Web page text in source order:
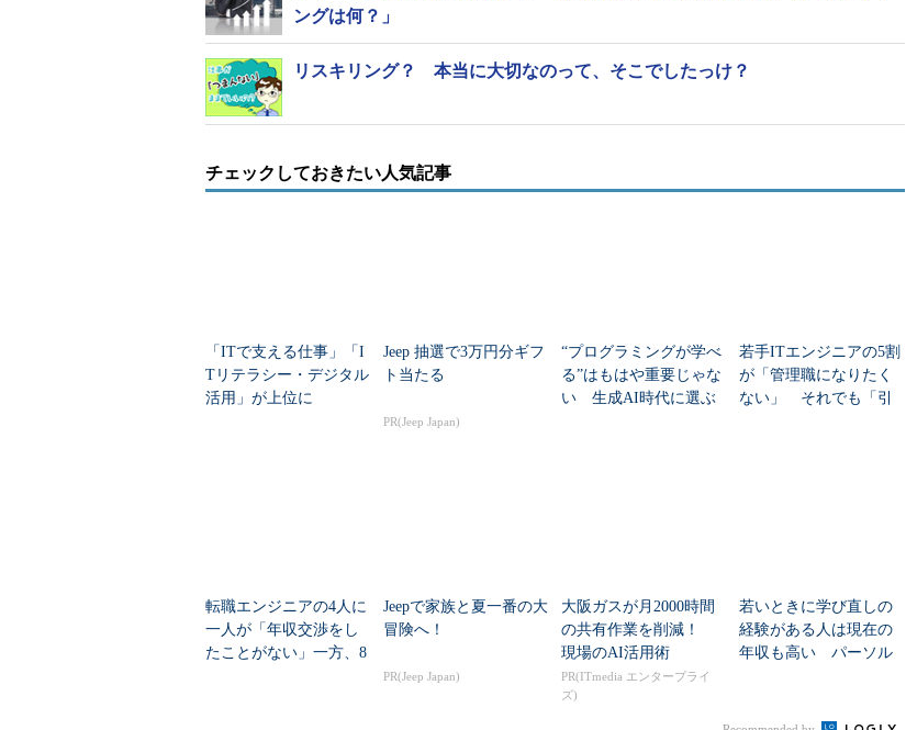
ングは何？」
リスキリング？ 本当に大切なのって、そこでしたっけ？
チェックしておきたい人気記事
「ITで支える仕事」「I
Tリテラシー・デジタル
活用」が上位に
Jeep 抽選で3万円分ギフ
ト当たる
PR(Jeep Japan)
“プログラミングが学べ
る”はもはや重要じゃな
い 生成AI時代に選ぶ
若手ITエンジニアの5割
が「管理職になりたく
ない」 それでも「引
転職エンジニアの4人に
一人が「年収交渉をし
たことがない」一方、8
Jeepで家族と夏一番の大
冒険へ！
PR(Jeep Japan)
大阪ガスが月2000時間
の共有作業を削減！
現場のAI活用術
PR(ITmedia エンタープライ
ズ)
若いときに学び直しの
経験がある人は現在の
年収も高い パーソル